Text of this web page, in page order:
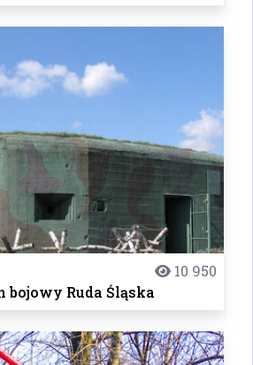
10 950
bojowy Ruda Śląska